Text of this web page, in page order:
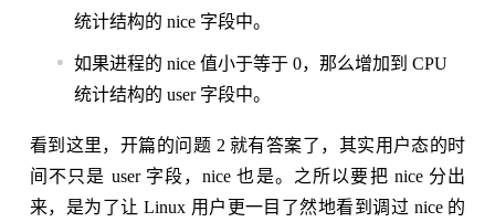
统计结构的 nice 字段中。
如果进程的 nice 值小于等于 0，那么增加到 CPU
统计结构的 user 字段中。
看到这里，开篇的问题 2 就有答案了，其实用户态的时
间不只是 user 字段，nice 也是。之所以要把 nice 分出
来，是为了让 Linux 用户更一目了然地看到调过 nice 的